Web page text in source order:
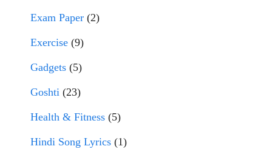
Exam Paper (2)
Exercise (9)
Gadgets (5)
Goshti (23)
Health & Fitness (5)
Hindi Song Lyrics (1)